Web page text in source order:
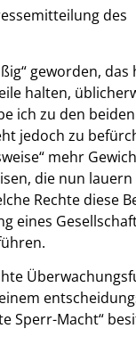
des
geworden, das
halten,
ich zu den
jedoch zu
mehr
die nun
Rechte diese
eines
Sperr-Macht“